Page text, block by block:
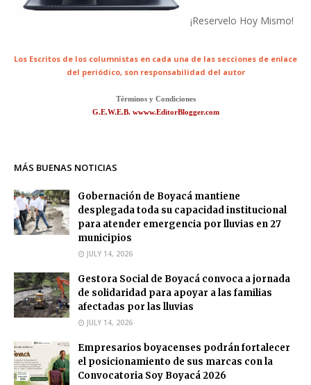
¡Reservelo Hoy Mismo!
Los Escritos de los columnistas en cada una de las secciones de enlace
del periódico, son responsabilidad del autor
Términos y Condiciones
G.E.W.E.B. wwww.EditorBlogger.com
MÁS BUENAS NOTICIAS
Gobernación de Boyacá mantiene
desplegada toda su capacidad institucional
para atender emergencia por lluvias en 27
municipios
JULY 14, 2026
Gestora Social de Boyacá convoca a jornada
de solidaridad para apoyar a las familias
afectadas por las lluvias
JULY 14, 2026
Empresarios boyacenses podrán fortalecer
el posicionamiento de sus marcas con la
Convocatoria Soy Boyacá 2026